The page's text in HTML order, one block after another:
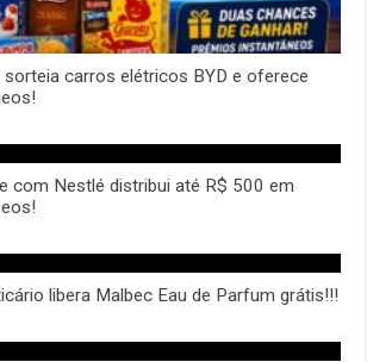
carros elétricos BYD e oferece
com Nestlé distribui até R$ 500 em
libera Malbec Eau de Parfum grátis!!!